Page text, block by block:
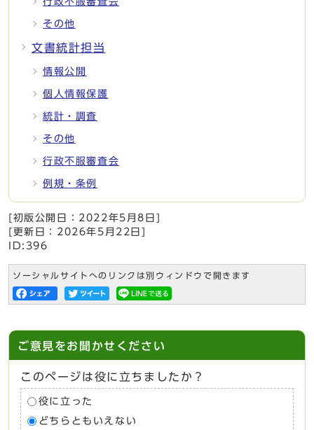
その他
文書統計担当
情報公開
個人情報保護
統計・調査
その他
行政不服審査会
例規・条例
[初版公開日： 2022年5月8日
[更新日： 2026年5月22日
ID:396
ソーシャルサイトへのリンクは別ウィンドウで開きます
ご意見をお聞かせください
このページは役に立ちましたか？
役に立った
どちらともいえない